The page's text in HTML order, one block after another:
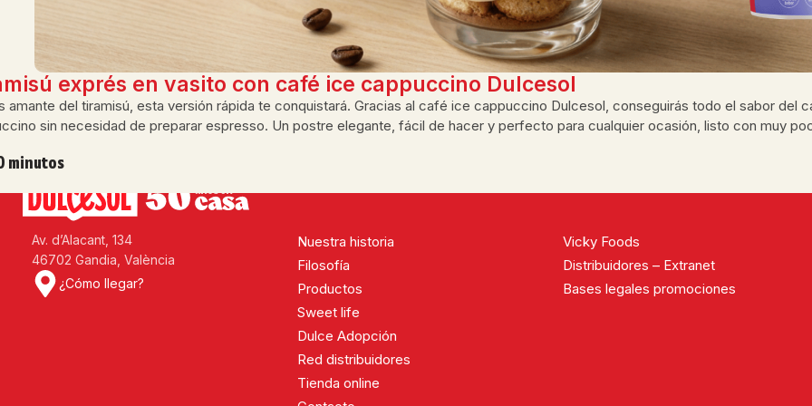
exprés en vasito con café ice cappuccino Dulcesol
amante del tiramisú, esta versión rápida te conquistará. Gracias al café ice cappuccino Dulcesol, conseguirás todo el sabor del
sin necesidad de preparar espresso. Un postre elegante, fácil de hacer y perfecto para cualquier ocasión, listo con muy
minutos
Av. d’Alacant, 134
46702 Gandia, València
¿Cómo llegar?
Nuestra historia
Filosofía
Productos
Sweet life
Dulce Adopción
Red distribuidores
Tienda online
Vicky Foods
Distribuidores – Extranet
Bases legales promociones